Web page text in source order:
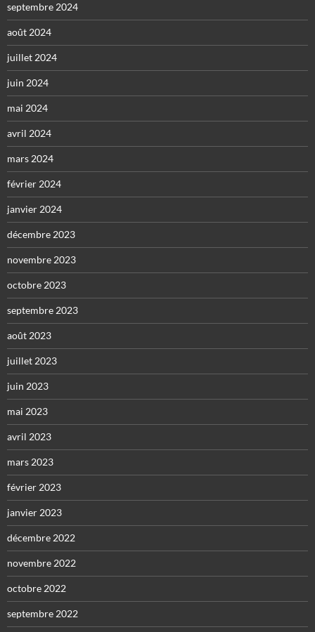
septembre 2024
août 2024
juillet 2024
juin 2024
mai 2024
avril 2024
mars 2024
février 2024
janvier 2024
décembre 2023
novembre 2023
octobre 2023
septembre 2023
août 2023
juillet 2023
juin 2023
mai 2023
avril 2023
mars 2023
février 2023
janvier 2023
décembre 2022
novembre 2022
octobre 2022
septembre 2022